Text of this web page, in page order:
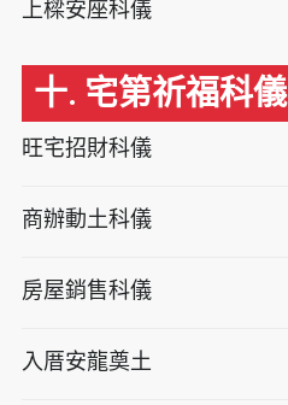
上樑安座科儀
十. 宅第祈福科儀
旺宅招財科儀
商辦動土科儀
房屋銷售科儀
入厝安龍奠土